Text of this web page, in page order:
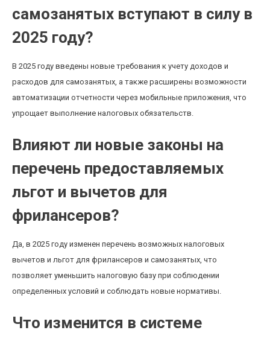
самозанятых вступают в силу в
2025 году?
В 2025 году введены новые требования к учету доходов и
расходов для самозанятых, а также расширены возможности
автоматизации отчетности через мобильные приложения, что
упрощает выполнение налоговых обязательств.
Влияют ли новые законы на
перечень предоставляемых
льгот и вычетов для
фрилансеров?
Да, в 2025 году изменен перечень возможных налоговых
вычетов и льгот для фрилансеров и самозанятых, что
позволяет уменьшить налоговую базу при соблюдении
определенных условий и соблюдать новые нормативы.
Что изменится в системе